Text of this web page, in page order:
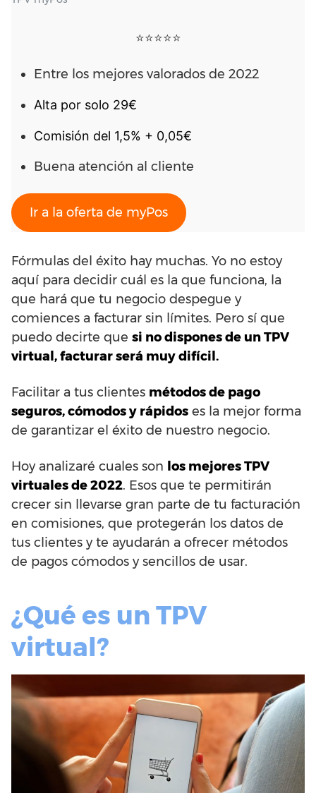
⭐⭐⭐⭐⭐
Entre los mejores valorados de 2022
Alta por solo 29€
Comisión del 1,5% + 0,05€
Buena atención al cliente
Ir a la oferta de myPos
Fórmulas del éxito hay muchas. Yo no estoy
aquí para decidir cuál es la que funciona, la
que hará que tu negocio despegue y
comiences a facturar sin límites. Pero sí que
puedo decirte que si no dispones de un TPV
virtual, facturar será muy difícil.
Facilitar a tus clientes métodos de pago
seguros, cómodos y rápidos es la mejor forma
de garantizar el éxito de nuestro negocio.
Hoy analizaré cuales son los mejores TPV
virtuales de 2022. Esos que te permitirán
crecer sin llevarse gran parte de tu facturación
en comisiones, que protegerán los datos de
tus clientes y te ayudarán a ofrecer métodos
de pagos cómodos y sencillos de usar.
¿Qué es un TPV
virtual?